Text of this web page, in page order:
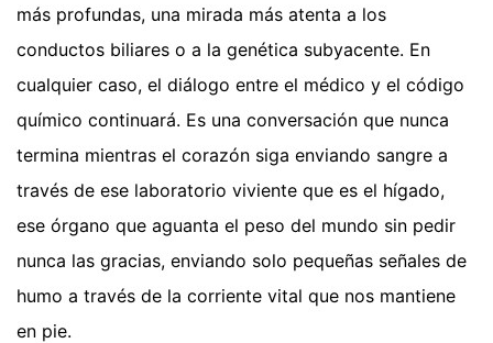
más profundas, una mirada más atenta a los
conductos biliares o a la genética subyacente. En
cualquier caso, el diálogo entre el médico y el código
químico continuará. Es una conversación que nunca
termina mientras el corazón siga enviando sangre a
través de ese laboratorio viviente que es el hígado,
ese órgano que aguanta el peso del mundo sin pedir
nunca las gracias, enviando solo pequeñas señales de
humo a través de la corriente vital que nos mantiene
en pie.